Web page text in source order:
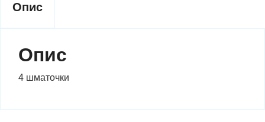
Опис
Опис
4 шматочки